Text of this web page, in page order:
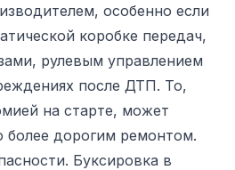
особенно если
коробке передач,
рулевым управлением
после ДТП. То,
на старте, может
более дорогим ремонтом.
Буксировка в